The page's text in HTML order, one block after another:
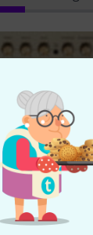
Guitars